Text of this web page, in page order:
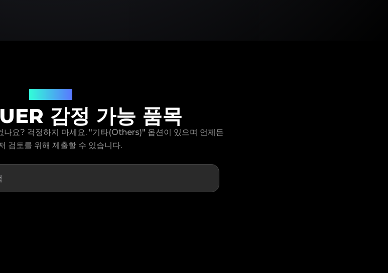
감정 가능 품목
요? 걱정하지 마세요. "기타(Others)" 옵션이 있으며 언제든
검토를 위해 제출할 수 있습니다.